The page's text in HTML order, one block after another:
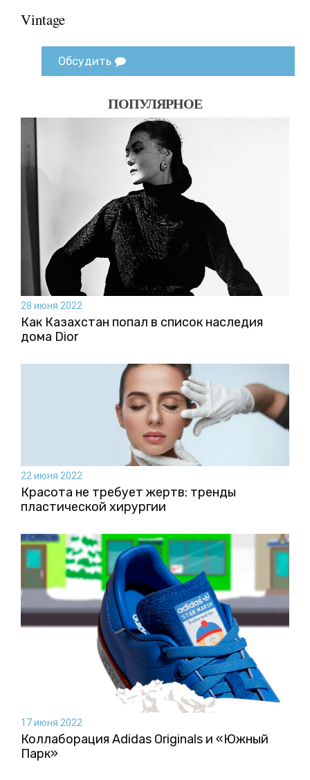
Vintage
Обсудить
ПОПУЛЯРНОЕ
28 июня 2022
Как Казахстан попал в список наследия
дома Dior
22 июня 2022
Красота не требует жертв: тренды
пластической хирургии
17 июня 2022
Коллаборация Аdidas Originals и «Южный
Парк»